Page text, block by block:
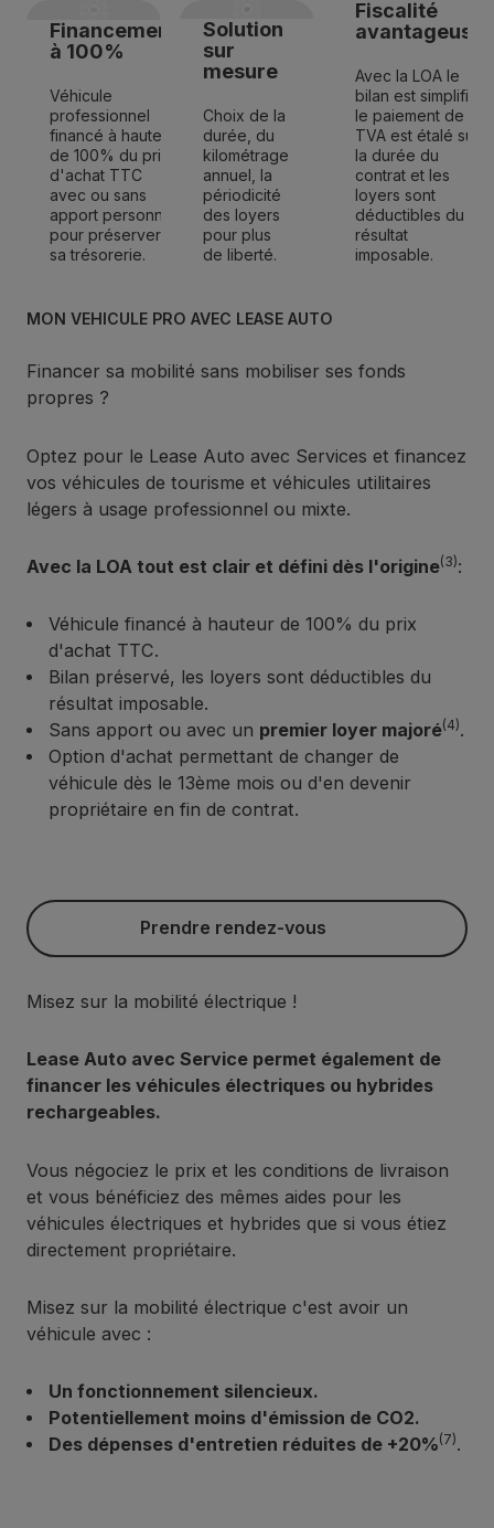
Financement
à 100%
Véhicule
professionnel
financé à hauteur
de 100% du prix
d'achat TTC
avec ou sans
apport personnel
pour préserver
sa trésorerie.
Solution
sur
mesure
Choix de la
durée, du
kilométrage
annuel, la
périodicité
des loyers
pour plus
de liberté.
Fiscalité
avantageuse
Avec la LOA le
bilan est simplifié,
le paiement de la
TVA est étalé sur
la durée du
contrat et les
loyers sont
déductibles du
résultat
imposable.
MON VEHICULE PRO AVEC LEASE AUTO
Financer sa mobilité sans mobiliser ses fonds
propres ?
Optez pour le Lease Auto avec Services et financez
vos véhicules de tourisme et véhicules utilitaires
légers à usage professionnel ou mixte.
Avec la LOA tout est clair et défini dès l'origine(3):
Véhicule financé à hauteur de 100% du prix
d'achat TTC.
Bilan préservé, les loyers sont déductibles du
résultat imposable.
Sans apport ou avec un premier loyer majoré(4).
Option d'achat permettant de changer de
véhicule dès le 13ème mois ou d'en devenir
propriétaire en fin de contrat.
Prendre rendez-vous
Prendre rendez-vous
Misez sur la mobilité électrique !
Lease Auto avec Service permet également de
financer les véhicules électriques ou hybrides
rechargeables.
Vous négociez le prix et les conditions de livraison
et vous bénéficiez des mêmes aides pour les
véhicules électriques et hybrides que si vous étiez
directement propriétaire.
Misez sur la mobilité électrique c'est avoir un
véhicule avec :
Un fonctionnement silencieux.
Potentiellement moins d'émission de CO2.
Des dépenses d'entretien réduites de +20%(7).